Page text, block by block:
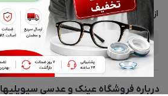
درباره ما
از جدید‌ترین تخفیف‌ها با‌ خبر شوید
درباره فروشگاه عینک و عدسی سیویلیها